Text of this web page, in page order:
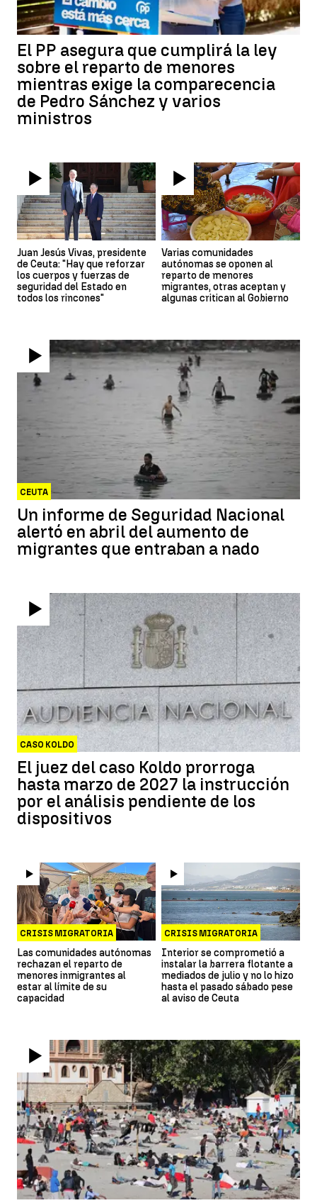
El PP asegura que cumplirá la ley
sobre el reparto de menores
mientras exige la comparecencia
de Pedro Sánchez y varios
ministros
Juan Jesús Vivas, presidente
de Ceuta: "Hay que reforzar
los cuerpos y fuerzas de
seguridad del Estado en
todos los rincones"
Varias comunidades
autónomas se oponen al
reparto de menores
migrantes, otras aceptan y
algunas critican al Gobierno
CEUTA
Un informe de Seguridad Nacional
alertó en abril del aumento de
migrantes que entraban a nado
CASO KOLDO
El juez del caso Koldo prorroga
hasta marzo de 2027 la instrucción
por el análisis pendiente de los
dispositivos
CRISIS MIGRATORIA
Las comunidades autónomas
rechazan el reparto de
menores inmigrantes al
estar al límite de su
capacidad
CRISIS MIGRATORIA
Interior se comprometió a
instalar la barrera flotante a
mediados de julio y no lo hizo
hasta el pasado sábado pese
al aviso de Ceuta